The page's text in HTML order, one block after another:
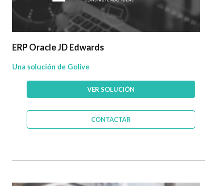
ERP Oracle JD Edwards
Una solución de Golive
VER SOLUCIÓN
CONTACTAR